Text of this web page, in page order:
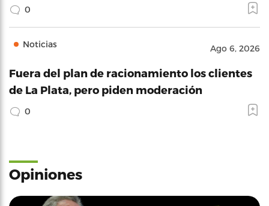
0
Noticias Ago 6, 2026
Fuera del plan de racionamiento los clientes
de La Plata, pero piden moderación
0
Opiniones